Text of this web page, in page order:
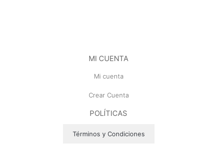
MI CUENTA
Mi cuenta
Crear Cuenta
POLÍTICAS
Términos y Condiciones